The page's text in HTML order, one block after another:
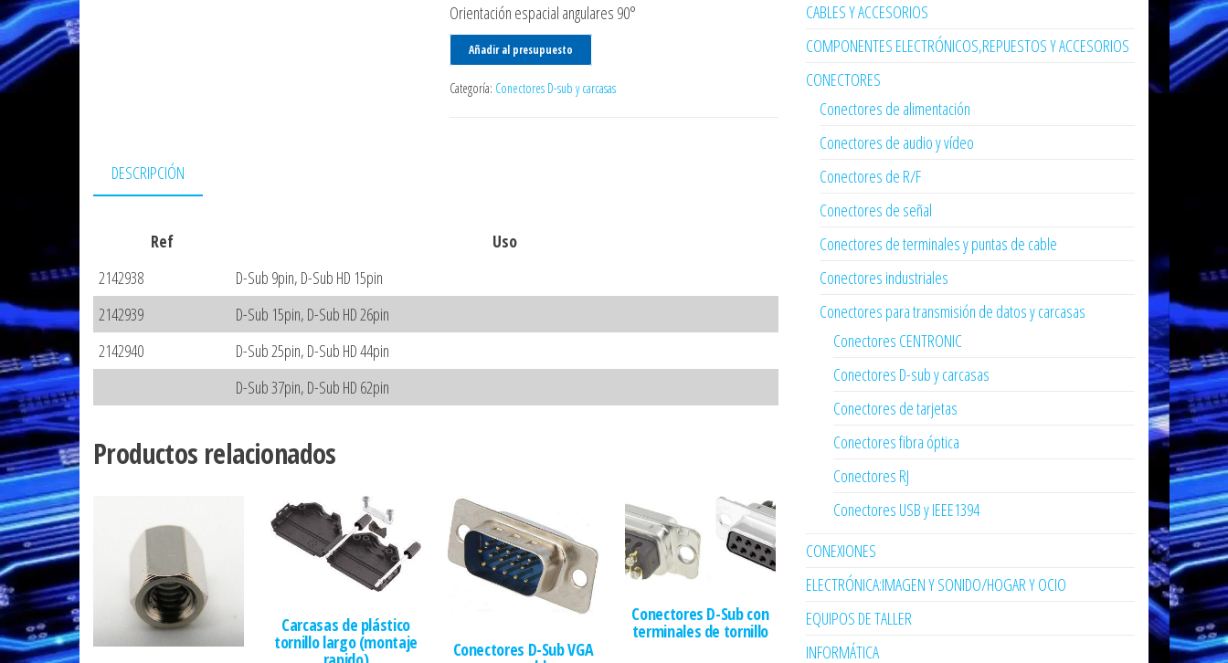
Orientación espacial angulares 90°
Añadir al presupuesto
Categoría: Conectores D-sub y carcasas
DESCRIPCIÓN
Ref
Uso
2142938
D-Sub 9pin, D-Sub HD 15pin
2142939
D-Sub 15pin, D-Sub HD 26pin
2142940
D-Sub 25pin, D-Sub HD 44pin
D-Sub 37pin, D-Sub HD 62pin
Productos relacionados
Carcasas de plástico
tornillo largo (montaje Conectores D-Sub VGA
Conectores D-Sub con
terminales de tornillo
CABLES Y ACCESORIOS
COMPONENTES ELECTRÓNICOS,REPUESTOS Y ACCESORIOS
CONECTORES
Conectores de alimentación
Conectores de audio y vídeo
Conectores de R/F
Conectores de señal
Conectores de terminales y puntas de cable
Conectores industriales
Conectores para transmisión de datos y carcasas
Conectores CENTRONIC
Conectores D-sub y carcasas
Conectores de tarjetas
Conectores fibra óptica
Conectores RJ
Conectores USB y IEEE1394
CONEXIONES
ELECTRÓNICA:IMAGEN Y SONIDO/HOGAR Y OCIO
EQUIPOS DE TALLER
INFORMÁTICA